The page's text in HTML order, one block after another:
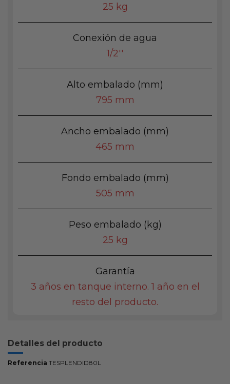
25 kg
Conexión de agua
1/2''
Alto embalado (mm)
795 mm
Ancho embalado (mm)
465 mm
Fondo embalado (mm)
505 mm
Peso embalado (kg)
25 kg
Garantía
3 años en tanque interno. 1 año en el
resto del producto.
Detalles del producto
Referencia TESPLENDID80L